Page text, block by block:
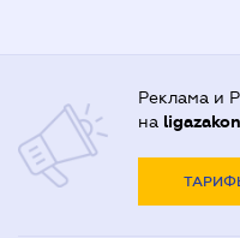
Реклама и
на